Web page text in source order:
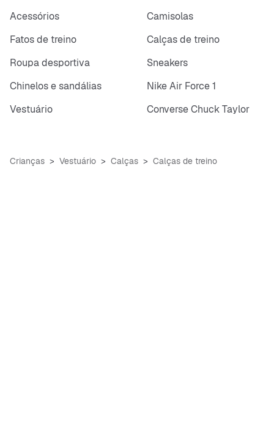
Acessórios
Camisolas
Fatos de treino
Calças de treino
Roupa desportiva
Sneakers
Chinelos e sandálias
Nike Air Force 1
Vestuário
Converse Chuck Taylor
Crianças Vestuário Calças Calças de treino